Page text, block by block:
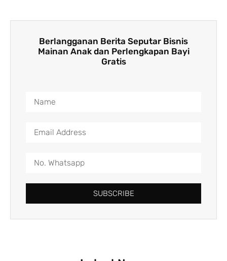
Berlangganan Berita Seputar Bisnis
Mainan Anak dan Perlengkapan Bayi
Gratis
SUBSCRIBE